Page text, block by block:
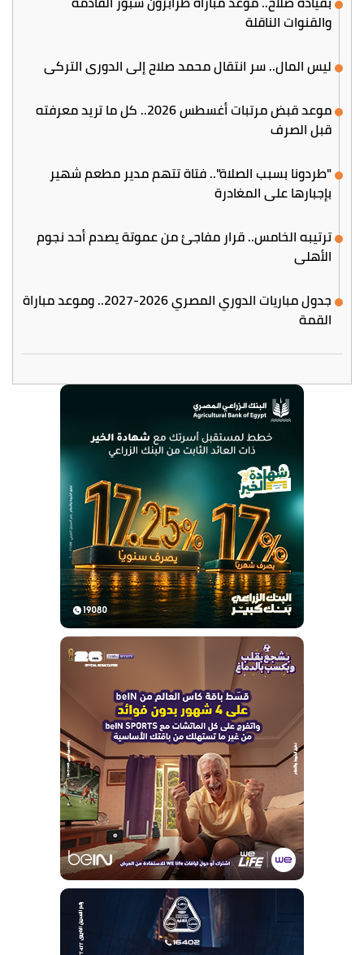
والقنوات الناقلة
ليس المال.. سر انتقال محمد صلاح إلى الدوري التركي
موعد قبض مرتبات أغسطس 2026.. كل ما تريد معرفته
قبل الصرف
"طردونا بسبب الصلاة".. فتاة تتهم مدير مطعم شهير
بإجبارها على المغادرة
ترتيبه الخامس.. قرار مفاجئ من عموتة يصدم أحد نجوم
الأهلي
جدول مباريات الدوري المصري 2026-2027.. وموعد مباراة
القمة